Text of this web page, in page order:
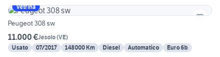
Vetrina
Peugeot 308 sw
11.000 €Jesolo(VE)
Usato
07/2017 148000 Km Diesel Automatico Euro 6b